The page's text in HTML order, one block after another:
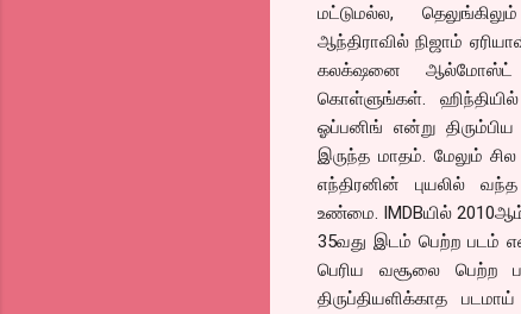
மட்டுமல்ல,
ஆந்திராவில் நிஜாம்
கலக்‌ஷனை ஆல்மோஸ்ட்
கொள்ளுங்கள். ஹிந்தியில்
ஓப்பனிங் என்று
இருந்த மாதம். மேலும்
எந்திரனின் புயலில்
உண்மை. IMDBயில்
35வது இடம் பெற்ற படம்
பெரிய வசூலை பெற்ற
திருப்தியளிக்காத